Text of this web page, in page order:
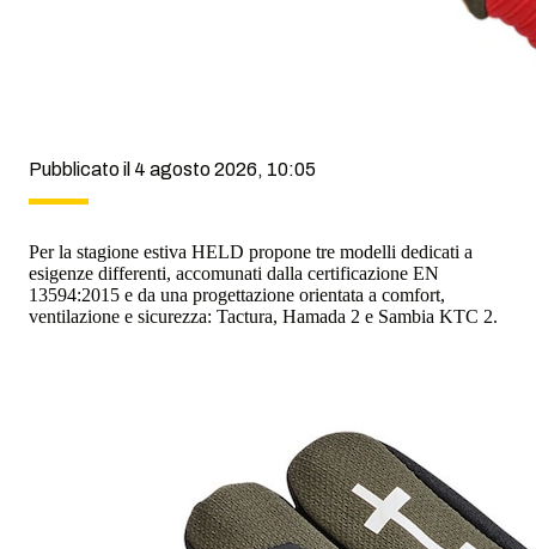
Pubblicato il 4 agosto 2026, 10:05
Per la stagione estiva HELD propone tre modelli dedicati a
esigenze differenti, accomunati dalla certificazione EN
13594:2015 e da una progettazione orientata a comfort,
ventilazione e sicurezza: Tactura, Hamada 2 e Sambia KTC 2.